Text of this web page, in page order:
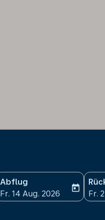
Abflug
fc-booking-departure-
Fr. 14 Aug. 2026
today
fc-
Fr.